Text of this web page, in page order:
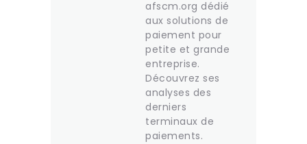
afscm.org dédié
aux solutions de
paiement pour
petite et grande
entreprise.
Découvrez ses
analyses des
derniers
terminaux de
paiements.